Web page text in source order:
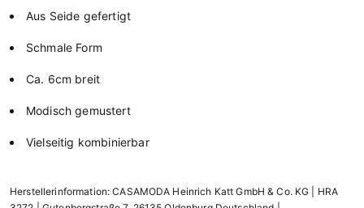
Aus Seide gefertigt
Schmale Form
Ca. 6cm breit
Modisch gemustert
Vielseitig kombinierbar
Herstellerinformation: CASAMODA Heinrich Katt GmbH & Co. KG | HRA